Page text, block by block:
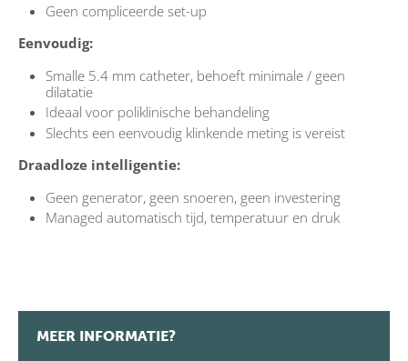
Geen compliceerde set-up
Eenvoudig:
Smalle 5.4 mm catheter, behoeft minimale / geen
dilatatie
Ideaal voor poliklinische behandeling
Slechts een eenvoudig klinkende meting is vereist
Draadloze intelligentie:
Geen generator, geen snoeren, geen investering
Managed automatisch tijd, temperatuur en druk
MEER INFORMATIE?